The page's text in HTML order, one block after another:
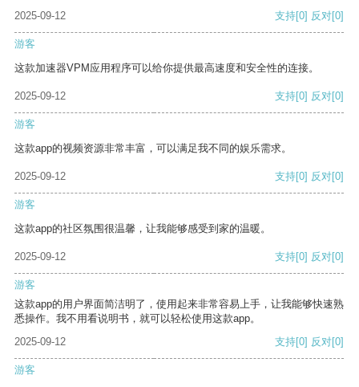
2025-09-12
支持[0] 反对[0]
游客
这款加速器VPM应用程序可以给你提供最高速度和安全性的连接。
2025-09-12 支持[0] 反对[0]
游客
这款app的视频资源非常丰富，可以满足我不同的娱乐需求。
2025-09-12 支持[0] 反对[0]
游客
这款app的社区氛围很温馨，让我能够感受到家的温暖。
2025-09-12 支持[0] 反对[0]
游客
这款app的用户界面简洁明了，使用起来非常容易上手，让我能够快速熟
悉操作。我不用看说明书，就可以轻松使用这款app。
2025-09-12
支持[0] 反对[0]
游客